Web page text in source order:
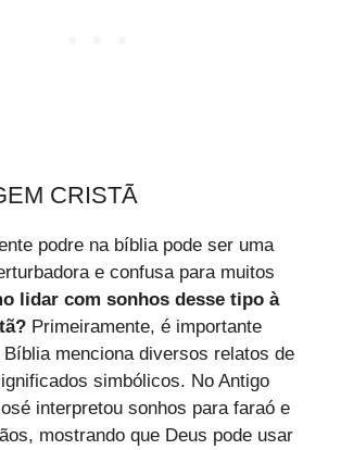
CRISTÃ
podre na bíblia pode ser uma
e confusa para muitos
lidar com sonhos desse tipo à
Primeiramente, é importante
Bíblia menciona diversos relatos de
simbólicos. No Antigo
interpretou sonhos para faraó e
mostrando que Deus pode usar